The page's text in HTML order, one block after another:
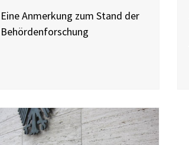
Eine Anmerkung zum Stand der
Behördenforschung